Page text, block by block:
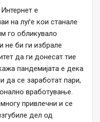
е
на луѓе кои станале
го обликувало
не би ги избрале
да ги донесат тие
пандемијата е дека
да се заработат пари,
вработување.
привлечни и се
дел од